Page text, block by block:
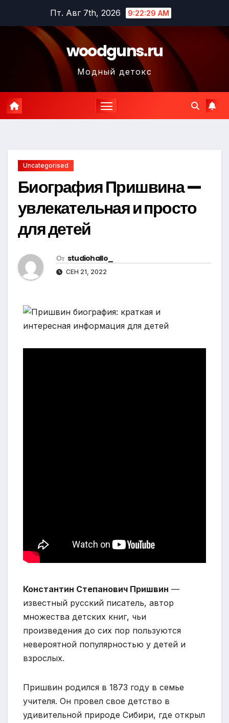
содержимому
Пт. Авг 7th, 2026 9:22:30 AM
woodguns.ru
Модный детокс
Uncategorised
Биография Пришвина —
увлекательная и просто
для детей
От studiohallo_
СЕН 21, 2022
Константин Степанович Пришвин —
известный русский писатель, автор
множества детских книг, чьи
произведения до сих пор пользуются
невероятной популярностью у детей и
взрослых.
Пришвин родился в 1873 году в семье
учителя. Он провел свое детство в
удивительной природе Сибири, где открыл